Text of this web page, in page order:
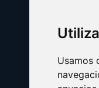
Usamos
Contacto